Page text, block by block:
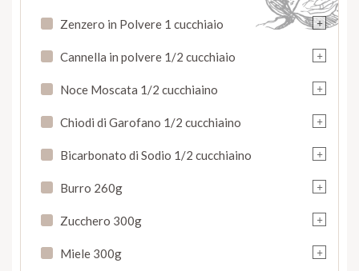
+
Zenzero in Polvere 1 cucchiaio
+
Cannella in polvere 1/2 cucchiaio
+
Noce Moscata 1/2 cucchiaino
+
Chiodi di Garofano 1/2 cucchiaino
+
Bicarbonato di Sodio 1/2 cucchiaino
+
Burro 260g
+
Zucchero 300g
+
Miele 300g